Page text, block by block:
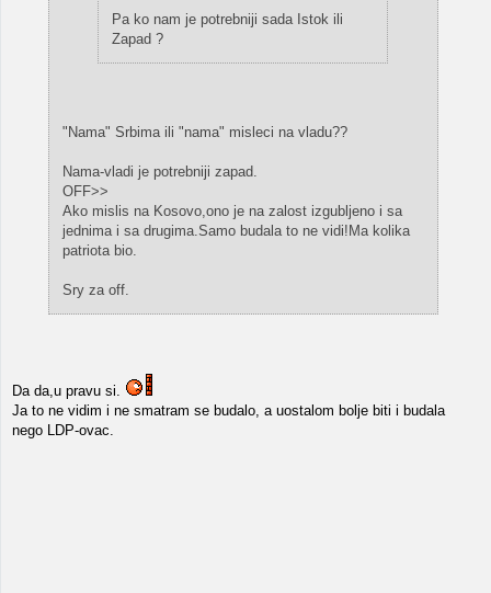
Pa ko nam je potrebniji sada Istok ili
Zapad ?
"Nama" Srbima ili "nama" misleci na vladu??
Nama-vladi je potrebniji zapad.
OFF>>
Ako mislis na Kosovo,ono je na zalost izgubljeno i sa
jednima i sa drugima.Samo budala to ne vidi!Ma kolika
patriota bio.
Sry za off.
Da da,u pravu si.
Ja to ne vidim i ne smatram se budalo, a uostalom bolje biti i budala
nego LDP-ovac.